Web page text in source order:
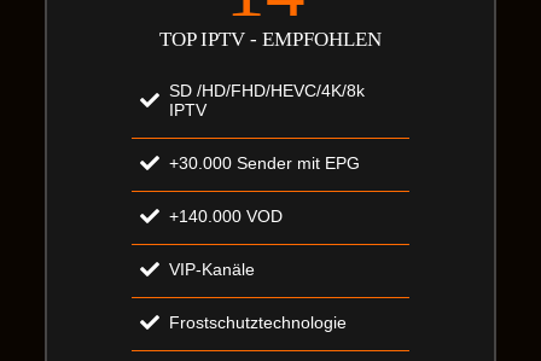
TOP IPTV - EMPFOHLEN
SD /HD/FHD/HEVC/4K/8k
IPTV
+30.000 Sender mit EPG
+140.000 VOD
VIP-Kanäle
Frostschutztechnologie